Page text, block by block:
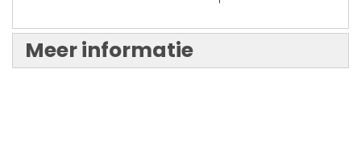
Meer informatie